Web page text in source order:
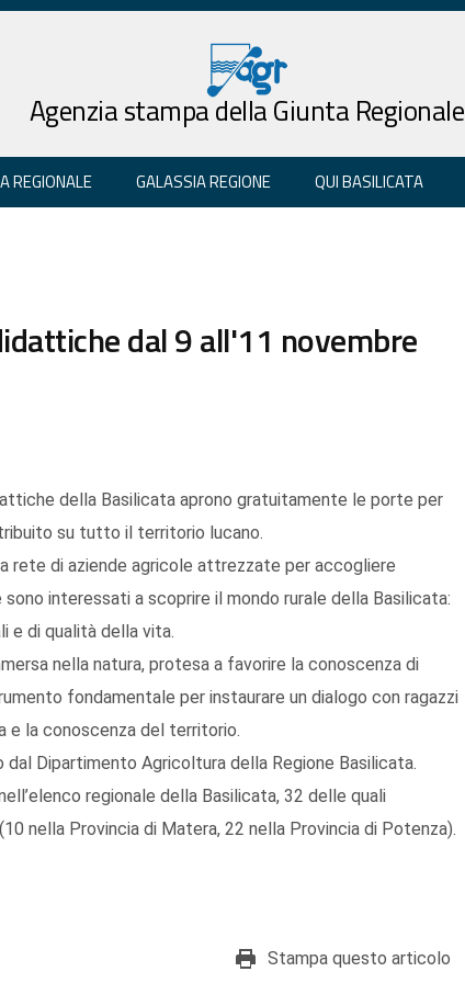
Agenzia stampa della Giunta Regionale
REGIONALE GALASSIA REGIONE QUI BASILICATA
dal 9 all'11 novembre
della Basilicata aprono gratuitamente le porte per
su tutto il territorio lucano.
rete di aziende agricole attrezzate per accogliere
interessati a scoprire il mondo rurale della Basilicata:
e di qualità della vita.
nella natura, protesa a favorire la conoscenza di
fondamentale per instaurare un dialogo con ragazzi
e la conoscenza del territorio.
dal Dipartimento Agricoltura della Regione Basilicata.
regionale della Basilicata, 32 delle quali
nella Provincia di Matera, 22 nella Provincia di Potenza).
Stampa questo articolo